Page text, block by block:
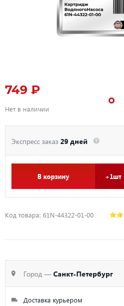
749 ₽
Нет в наличии
Экспресс заказ 29 дней
В корзину +1шт
Код товара: 61N-44322-01-00
Город — Санкт-Петербург
Доставка курьером